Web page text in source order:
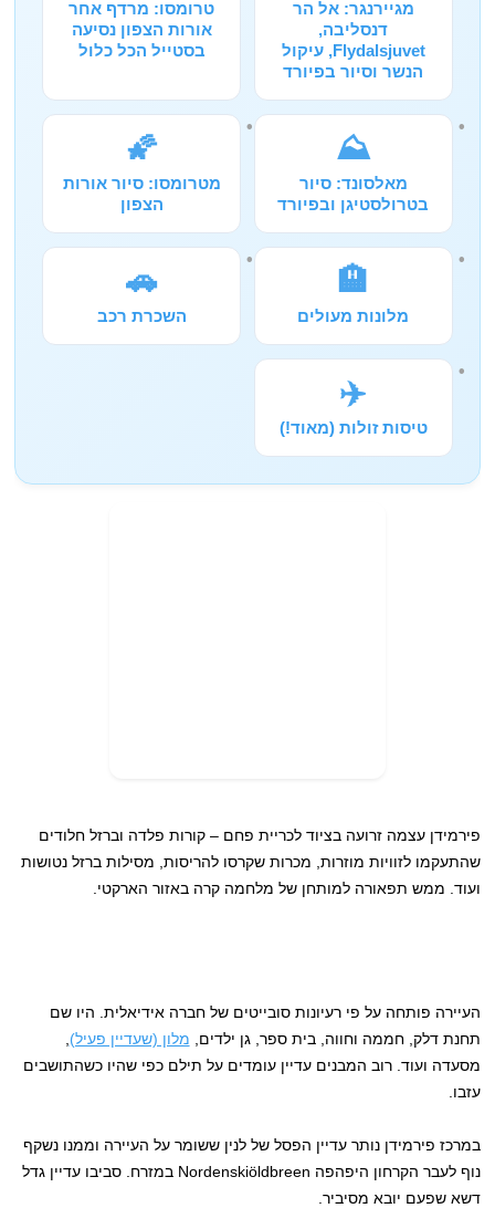
מגיירנגר: אל הר
דנסליבה,
Flydalsjuvet, עיקול
הנשר וסיור בפיורד
טרומסו: מרדף אחר
אורות הצפון נסיעה
בסטייל הכל כלול
⛰️
מאלסונד: סיור
בטרולסטיגן ובפיורד
🌠
מטרומסו: סיור אורות
הצפון
🏨
מלונות מעולים
🚗
השכרת רכב
✈️
טיסות זולות (מאוד!)
פירמידן עצמה זרועה בציוד לכריית פחם – קורות פלדה וברזל חלודים
שהתעקמו לזוויות מוזרות, מכרות שקרסו להריסות, מסילות ברזל נטושות
ועוד. ממש תפאורה למותחן של מלחמה קרה באזור הארקטי.
העיירה פותחה על פי רעיונות סובייטים של חברה אידיאלית. היו שם
תחנת דלק, חממה וחווה, בית ספר, גן ילדים, מלון (שעדיין פעיל)
מסעדה ועוד. רוב המבנים עדיין עומדים על תילם כפי שהיו כשהתושבים
עזבו.
במרכז פירמידן נותר עדיין הפסל של לנין ששומר על העיירה וממנו נשקף
נוף לעבר הקרחון היפהפה Nordenskiöldbreen במזרח. סביבו עדיין גדל
דשא שפעם יובא מסיביר.